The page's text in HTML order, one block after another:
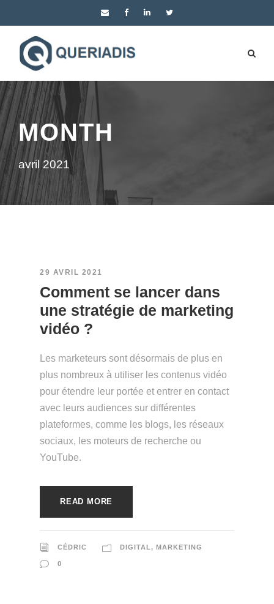
MONTH
avril 2021
29 AVRIL 2021
Comment se lancer dans
une stratégie de marketing
vidéo ?
Les marketeurs sont désormais de plus en
plus nombreux à utiliser les contenus vidéo
pour étendre leur portée et entrer en contact
avec leurs audiences sur différentes
plateformes, comme les blogs, les réseaux
sociaux, les moteurs de recherche ou
YouTube.
READ MORE
CÉDRIC DIGITAL , MARKETING
0